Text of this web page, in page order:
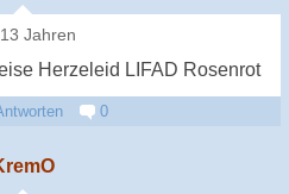
Jahren
Herzeleid LIFAD Rosenrot
0